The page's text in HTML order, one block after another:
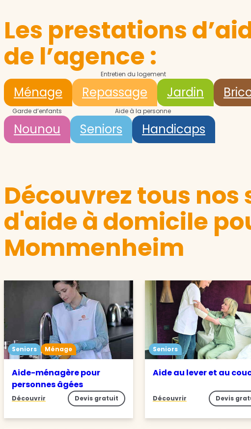
Les prestations
de l’agence :
Entretien du logement
Ménage Repassage Jardin
Garde d’enfants
Nounou
Aide à la personne
Seniors Handicaps
Découvrez tous nos
d'aide à domicile
Mommenheim
Seniors Ménage
Aide-ménagère pour
personnes âgées
Découvrir Devis gratuit
Seniors
Aide au lever et au
Découvrir Devis